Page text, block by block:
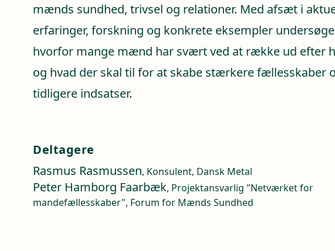
mænds sundhed, trivsel og relationer. Med afsæt i
erfaringer, forskning og konkrete eksempler
hvorfor mange mænd har svært ved at række ud efter
og hvad der skal til for at skabe stærkere fællesskaber
tidligere indsatser.
Deltagere
Rasmus Rasmussen, Konsulent, Dansk Metal
Peter Hamborg Faarbæk, Projektansvarlig "Netværket for
mandefællesskaber", Forum for Mænds Sundhed